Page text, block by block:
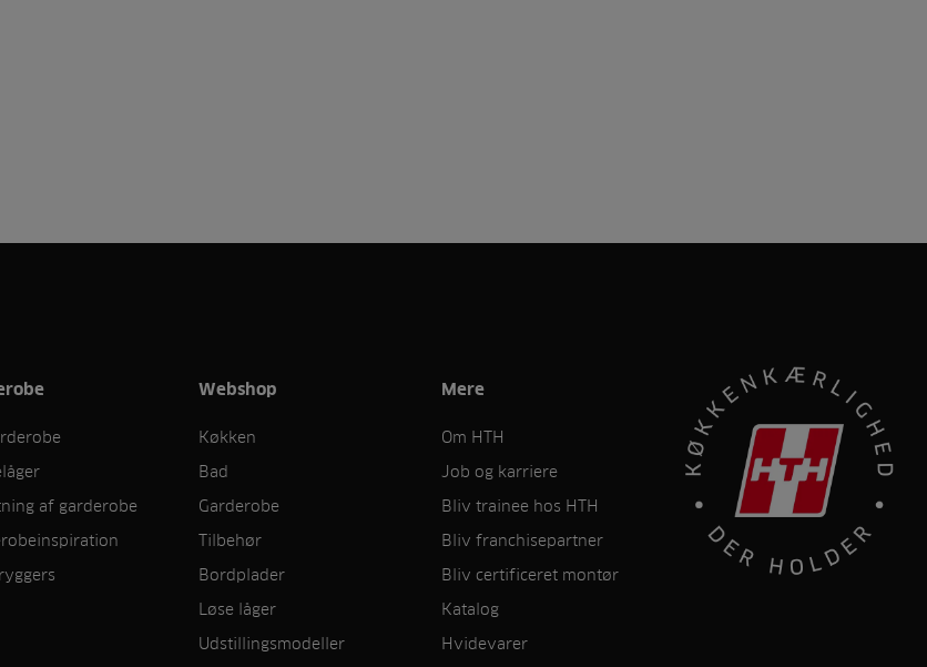
af garderobe
Webshop
Køkken
Bad
Garderobe
Tilbehør
Bordplader
Løse låger
Udstillingsmodeller
Mere
Om HTH
Job og karriere
Bliv trainee hos HTH
Bliv franchisepartner
Bliv certificeret montør
Katalog
Hvidevarer